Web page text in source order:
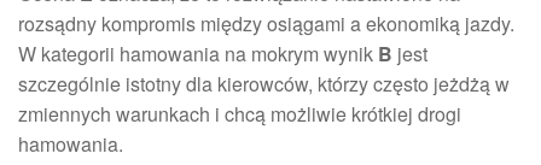
rozsądny kompromis między osiągami a ekonomiką jazdy.
W kategorii hamowania na mokrym wynik B jest
szczególnie istotny dla kierowców, którzy często jeżdżą w
zmiennych warunkach i chcą możliwie krótkiej drogi
hamowania.